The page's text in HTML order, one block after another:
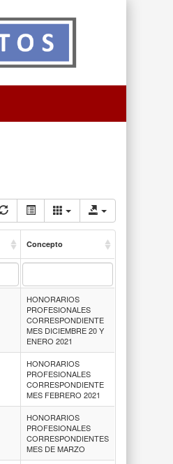
Concepto
HONORARIOS
PROFESIONALES
CORRESPONDIENTE
MES DICIEMBRE 20 Y
ENERO 2021
HONORARIOS
PROFESIONALES
CORRESPONDIENTE
MES FEBRERO 2021
HONORARIOS
PROFESIONALES
CORRESPONDIENTES
MES DE MARZO